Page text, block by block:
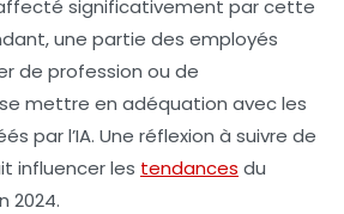
significativement par cette
une partie des employés
de profession ou de
mettre en adéquation avec les
par l’IA. Une réflexion à suivre de
influencer les tendances du
2024.